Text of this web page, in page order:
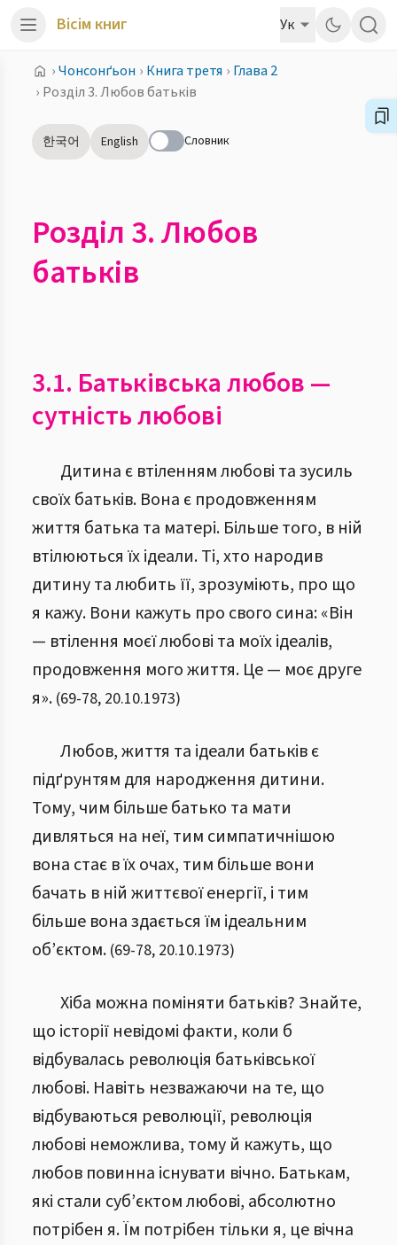
Вісім книг Ук
›Чонсонґьон › Книга третя › Глава 2
› Розділ 3. Любов батьків
한국어 English Словник
Розділ 3. Любов
батьків
3.1. Батьківська любов —
сутність любові
Дитина є втіленням любові та зусиль
своїх батьків. Вона є продовженням
життя батька та матері. Більше того, в ній
втілюються їх ідеали.Ті, хто народив
дитину та любить її, зрозуміють, про що
я кажу. Вони кажуть про свого сина: «Він
— втілення моєї любові та моїх ідеалів,
продовження мого життя. Це — моє друге
я». (69-78, 20.10.1973)
Любов, життя та ідеали батьків є
підґрунтям для народження дитини.
Тому, чим більше батько та мати
дивляться на неї, тим симпатичнішою
вона стає в їх очах, тим більше вони
бачать в ній життєвої енергії, і тим
більше вона здається їм ідеальним
об’єктом. (69-78, 20.10.1973)
Хіба можна поміняти батьків? Знайте,
що історії невідомі факти, коли б
відбувалась революція батьківської
любові. Навіть незважаючи на те, що
відбуваються революції, революція
любові неможлива, тому й кажуть, що
любов повинна існувати вічно. Батькам,
які стали суб’єктом любові, абсолютно
потрібен я. Їм потрібен тільки я, це вічна